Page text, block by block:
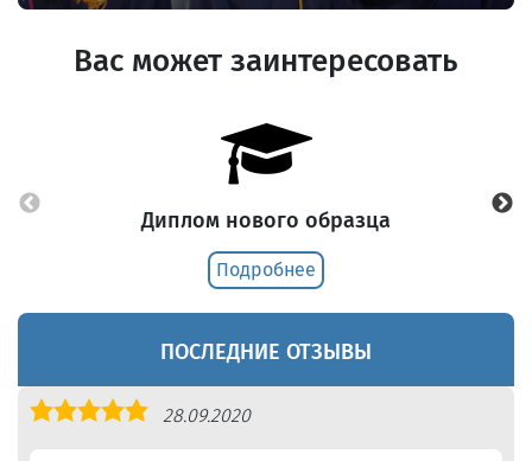
Вас может заинтересовать
Диплом нового образца
Подробнее
ПОСЛЕДНИЕ ОТЗЫВЫ
Оценка
28.09.2020